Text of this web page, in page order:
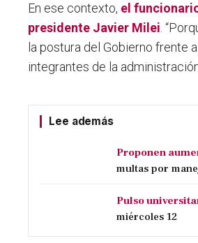
En ese contexto, el
presidente Javier Milei .
la postura del Gobierno frente
integrantes de la administración
Lee además
Proponen
multas por
Pulso
miércoles 12